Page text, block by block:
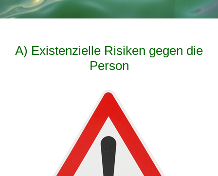
A) Existenzielle Risiken gegen die
Person